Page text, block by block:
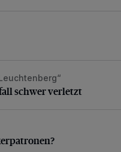
verletzt
schwer verletzt